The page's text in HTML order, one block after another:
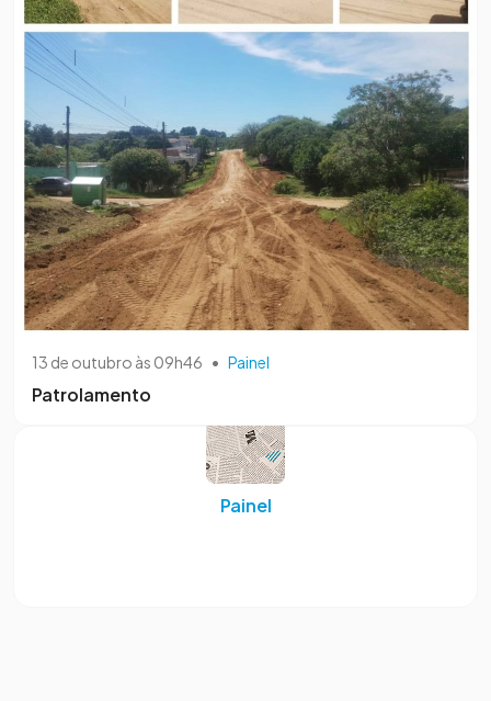
13 de outubro às 09h46 • Painel
Patrolamento
Painel